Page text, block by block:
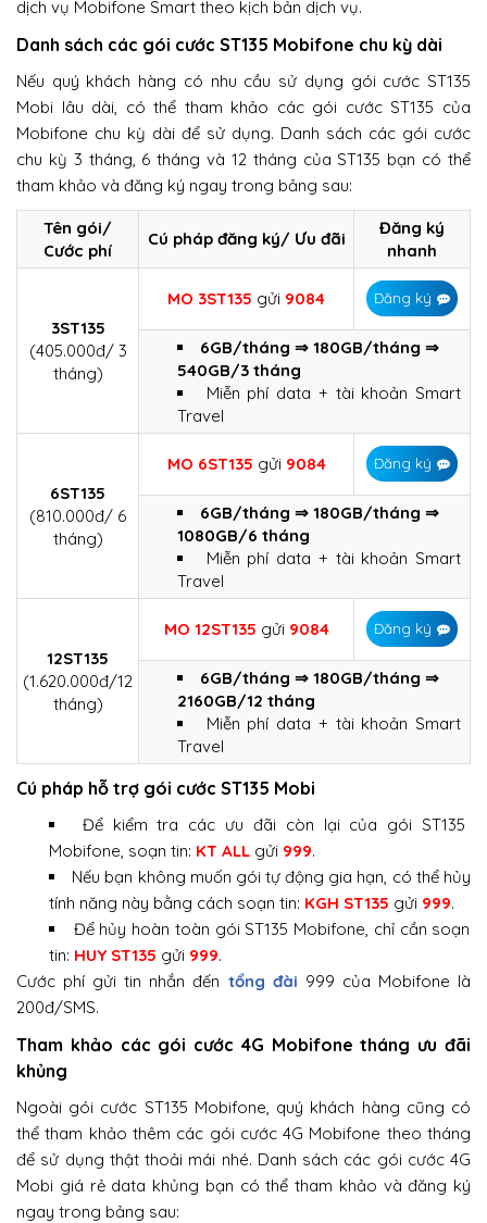
dịch vụ Mobifone Smart theo kịch bản dịch vụ.
Danh sách các gói cước ST135 Mobifone chu kỳ dài
Nếu quý khách hàng có nhu cầu sử dụng gói cước ST135
Mobi lâu dài, có thể tham khảo các gói cước ST135 của
Mobifone chu kỳ dài để sử dụng. Danh sách các gói cước
chu kỳ 3 tháng, 6 tháng và 12 tháng của ST135 bạn có thể
tham khảo và đăng ký ngay trong bảng sau:
Tên gói/
Cước phí
Cú pháp đăng ký/ Ưu đãi
Đăng ký
nhanh
3ST135
(405.000đ/ 3
tháng)
MO 3ST135 gửi 9084 Đăng ký
6GB/tháng ⇒ 180GB/tháng ⇒
540GB/3 tháng
Miễn phí data + tài khoản Smart
Travel
6ST135
(810.000đ/ 6
tháng)
MO 6ST135 gửi 9084 Đăng ký
6GB/tháng ⇒ 180GB/tháng ⇒
1080GB/6 tháng
Miễn phí data + tài khoản Smart
Travel
12ST135
(1.620.000đ/12
tháng)
MO 12ST135 gửi 9084 Đăng ký
6GB/tháng ⇒ 180GB/tháng ⇒
2160GB/12 tháng
Miễn phí data + tài khoản Smart
Travel
Cú pháp hỗ trợ gói cước ST135 Mobi
Để kiểm tra các ưu đãi còn lại của gói ST135
Mobifone, soạn tin: KT ALL gửi 999.
Nếu bạn không muốn gói tự động gia hạn, có thể hủy
tính năng này bằng cách soạn tin: KGH ST135 gửi 999.
Để hủy hoàn toàn gói ST135 Mobifone, chỉ cần soạn
tin: HUY ST135 gửi 999.
Cước phí gửi tin nhắn đến tổng đài 999 của Mobifone là
200đ/SMS.
Tham khảo các gói cước 4G Mobifone tháng ưu đãi
khủng
Ngoài gói cước ST135 Mobifone, quý khách hàng cũng có
thể tham khảo thêm các gói cước 4G Mobifone theo tháng
để sử dụng thật thoải mái nhé. Danh sách các gói cước 4G
Mobi giá rẻ data khủng bạn có thể tham khảo và đăng ký
ngay trong bảng sau: